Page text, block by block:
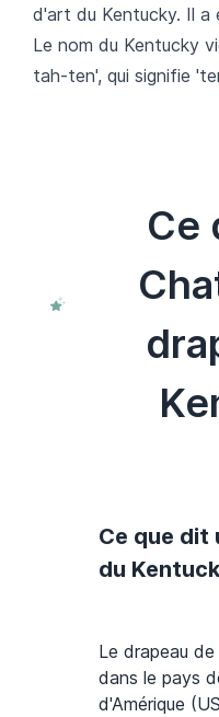
d'art du Kentucky. Il a
Le nom du Kentucky
tah-ten', qui signifie
Ce
Ce que dit
du
Le drapeau
dans le pays
d'Amérique